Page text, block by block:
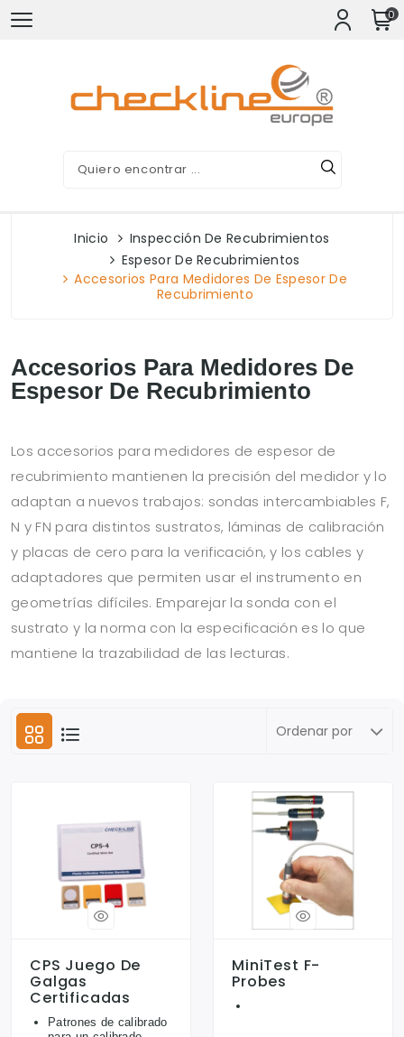
0
Inicio
Inspección De Recubrimientos
Espesor De Recubrimientos
Accesorios Para Medidores De Espesor De
Recubrimiento
Accesorios Para Medidores De
Espesor De Recubrimiento
Los accesorios para medidores de espesor de
recubrimiento mantienen la precisión del medidor y lo
adaptan a nuevos trabajos: sondas intercambiables F,
N y FN para distintos sustratos, láminas de calibración
y placas de cero para la verificación, y los cables y
adaptadores que permiten usar el instrumento en
geometrías difíciles. Emparejar la sonda con el
sustrato y la norma con la especificación es lo que
mantiene la trazabilidad de las lecturas.
CPS Juego De
Galgas
Certificadas
Patrones de calibrado
MiniTest F-
Probes